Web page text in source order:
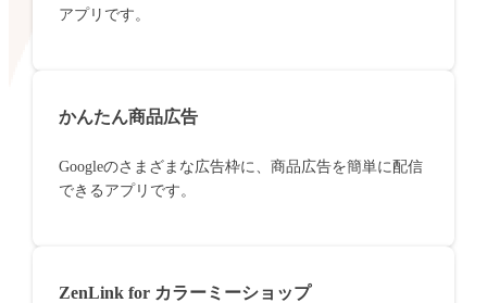
アプリです。
かんたん商品広告
Googleのさまざまな広告枠に、商品広告を簡単に配信
できるアプリです。
ZenLink for カラーミーショップ